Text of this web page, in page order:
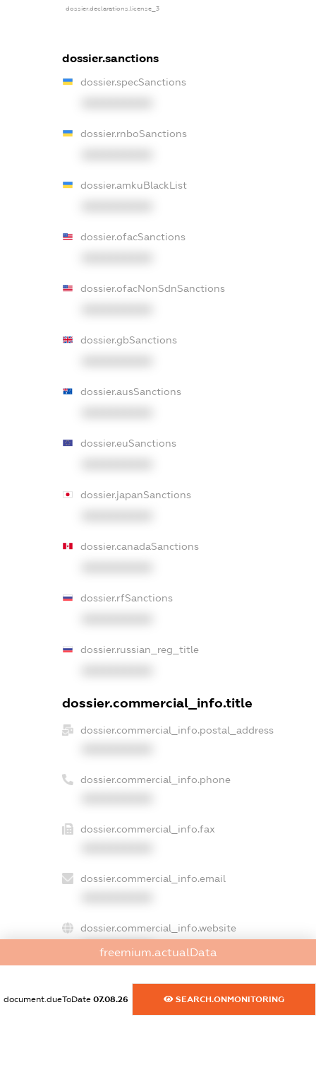
dossier.declarations.license_3
dossier.sanctions
dossier.specSanctions
dossier.rnboSanctions
dossier.amkuBlackList
dossier.ofacSanctions
dossier.ofacNonSdnSanctions
dossier.gbSanctions
dossier.ausSanctions
dossier.euSanctions
dossier.japanSanctions
dossier.canadaSanctions
dossier.rfSanctions
dossier.russian_reg_title
dossier.commercial_info.title
dossier.commercial_info.postal_address
dossier.commercial_info.phone
dossier.commercial_info.fax
dossier.commercial_info.email
dossier.commercial_info.website
XXXXXXXXXX
XXXXXXXXXX
freemium.actualData
document.dueToDate 07.08.26 SEARCH.ONMONITORING